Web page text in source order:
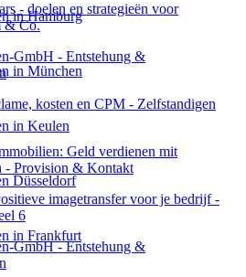
in Hamburg
in München
in Keulen
Düsseldorf
in Frankfurt
- doelen en strategieën voor
& Co.
kosten en CPM - Zelfstandigen
imagetransfer voor je bedrijf -
6